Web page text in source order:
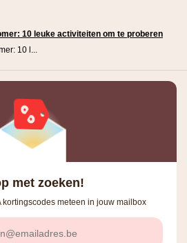
10 leuke activiteiten om te proberen
10 l...
met zoeken!
kortingscodes meteen in jouw mailbox